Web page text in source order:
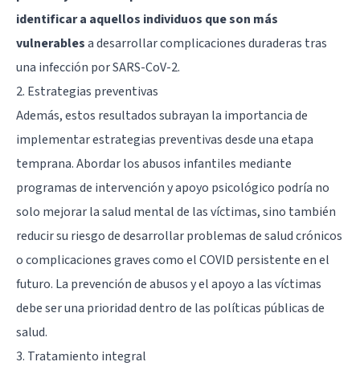
identificar a aquellos individuos que son más
vulnerablesa desarrollar complicaciones duraderas tras
una infección por SARS-CoV-2.
2. Estrategias preventivas
Además, estos resultados subrayan la importancia de
implementar estrategias preventivas desde una etapa
temprana. Abordar los abusos infantiles mediante
programas de intervención y apoyo psicológico podría no
solo mejorar la salud mental de las víctimas, sino también
reducir su riesgo de desarrollar problemas de salud crónicos
o complicaciones graves como el COVID persistente en el
futuro. La prevención de abusos y el apoyo a las víctimas
debe ser una prioridad dentro de las políticas públicas de
salud.
3. Tratamiento integral